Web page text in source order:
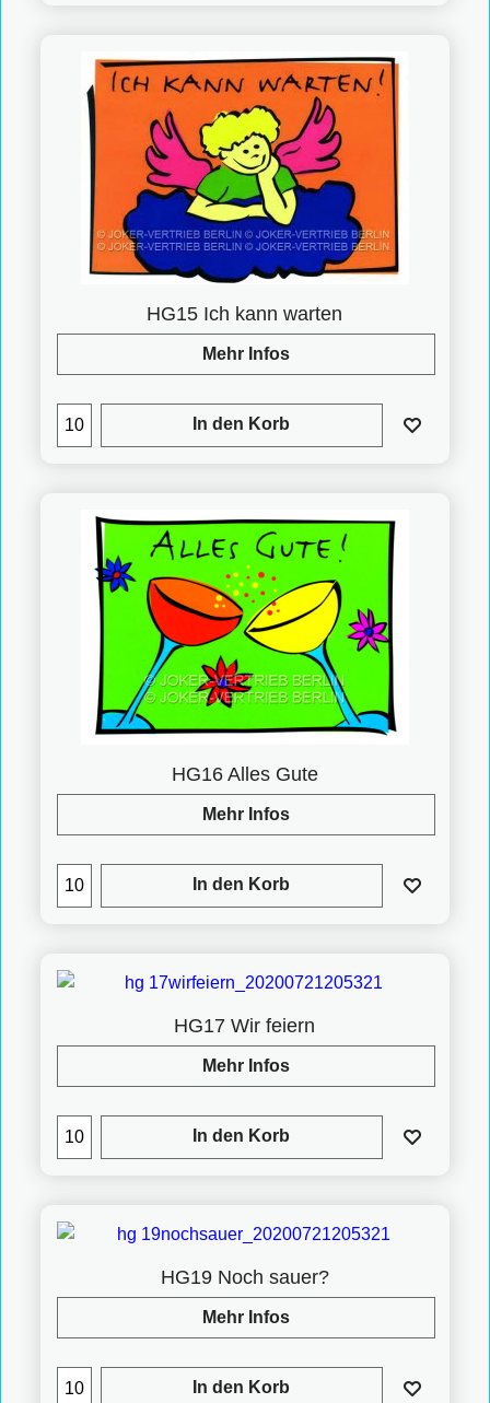
HG15 Ich kann warten
Mehr Infos
In den Korb
HG16 Alles Gute
Mehr Infos
In den Korb
HG17 Wir feiern
Mehr Infos
In den Korb
HG19 Noch sauer?
Mehr Infos
In den Korb